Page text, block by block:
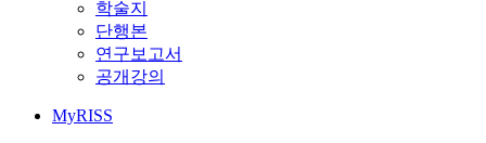
학술지
단행본
연구보고서
공개강의
MyRISS